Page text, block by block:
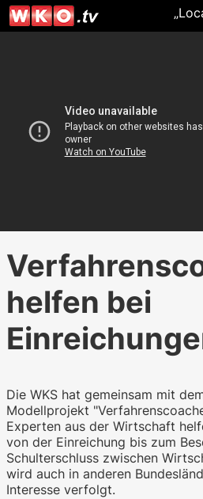
helfen bei
Die WKS hat gemeinsam mit
Modellprojekt
Experten aus der Wirtschaft
von der Einreichung bis zum
Schulterschluss zwischen
wird auch in anderen
Interesse verfolgt.
26b-a4b-it, Blackwell)